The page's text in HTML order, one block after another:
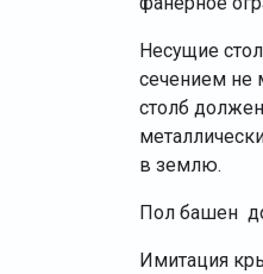
Несущие
сечением не
столб
в землю.
Пол башен
Имитация